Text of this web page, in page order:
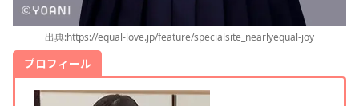
出典:https://equal-love.jp/feature/specialsite_nearlyequal-joy
プロフィール